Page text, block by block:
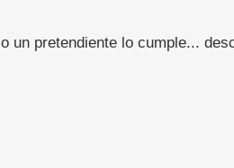
pretendiente lo cumple...